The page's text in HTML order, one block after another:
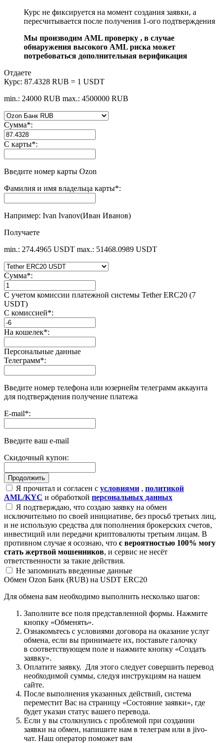
Курс не фиксируется на момент создания заявки, а
пересчитывается после получения 1-ого подтверждения
Мы производим AML проверку , в случае
обнаружения высокого AML риска может
потребоваться дополнительная верификация
Отдаете
Курс: 87.4328 RUB = 1 USDT
min.: 24000 RUB max.: 4500000 RUB
Сумма*:
С карты*:
Введите номер карты Ozon
Фамилия и имя владельца карты*:
Например: Ivan Ivanov(Иван Иванов)
Получаете
min.: 274.4965 USDT max.: 51468.0989 USDT
Сумма*:
С учетом комиссии платежной системы Tether ERC20 (7
USDT)
С комиссией*:
На кошелек*:
Персональные данные
Телеграмм*:
Введите номер телефона или юзернейм телеграмм аккаунта
для подтверждения получение платежа
E-mail*:
Введите ваш e-mail
Скидочный купон:
Я прочитал и согласен с условиями , политикой
AML/KYC и обработкой персональных данных
Я подтверждаю, что создаю заявку на обмен
исключительно по своей инициативе, без просьб третьих лиц,
и не использую средства для пополнения брокерских счетов,
инвестиций или передачи криптовалюты третьим лицам. В
противном случае я осознаю, что с вероятностью 100% могу
стать жертвой мошенников, и сервис не несёт
ответственности за такие действия.
Не запоминать введенные данные
Обмен Ozon Банк (RUB) на USDT ERC20
Для обмена вам необходимо выполнить несколько шагов:
Заполните все поля представленной формы. Нажмите
кнопку «Обменять».
Ознакомьтесь с условиями договора на оказание услуг
обмена, если вы принимаете их, поставьте галочку
в соответствующем поле и нажмите кнопку «Создать
заявку».
Оплатите заявку. Для этого следует совершить перевод
необходимой суммы, следуя инструкциям на нашем
сайте.
После выполнения указанных действий, система
переместит Вас на страницу «Состояние заявки», где
будет указан статус вашего перевода.
Если у вы столкнулись с проблемой при создании
заявки на обмен, напишите нам в телеграм или в jivo-
чат. Наш оператор поможет вам